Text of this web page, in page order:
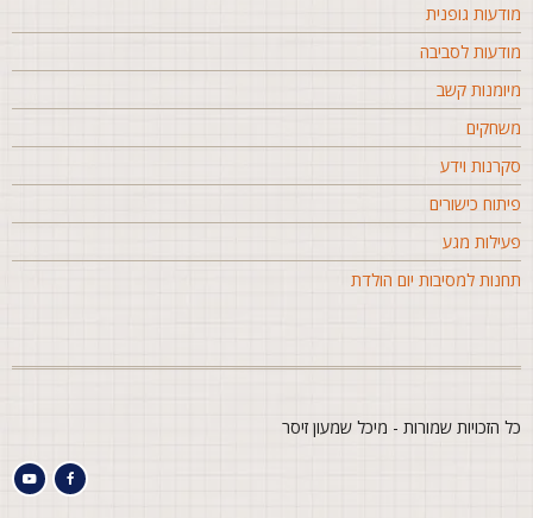
גופנית
לסביבה
קשב
וידע
כישורים
מגע
למסיבות יום הולדת
הזכויות שמורות - מיכל שמעון זיסר